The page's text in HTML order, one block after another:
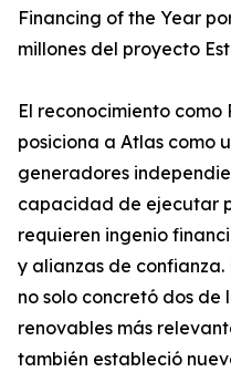
Financing of the Year
millones del proyecto
El reconocimiento como
posiciona a Atlas como
generadores
capacidad de ejecutar
requieren ingenio
y alianzas de
no solo concretó dos de
renovables más
también estableció